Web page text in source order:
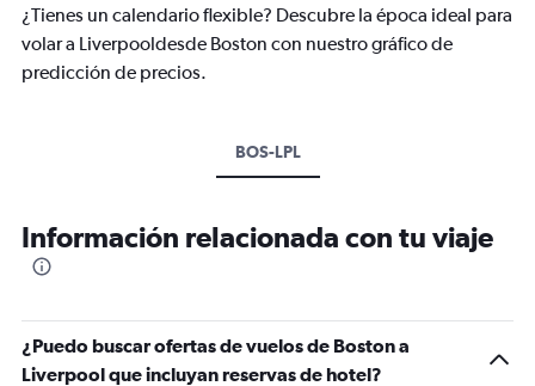
¿Tienes un calendario flexible? Descubre la época ideal para
volar a Liverpooldesde Boston con nuestro gráfico de
predicción de precios.
BOS-LPL
Información relacionada con tu viaje
¿Puedo buscar ofertas de vuelos de Boston a
Liverpool que incluyan reservas de hotel?